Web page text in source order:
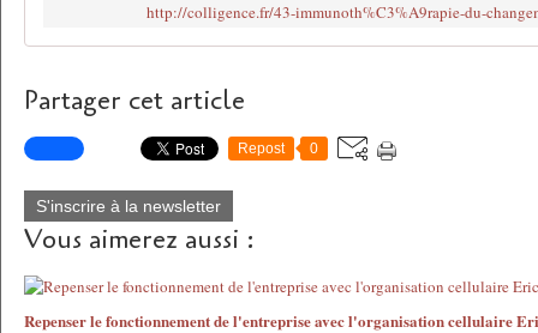
http://colligence.fr/43-immunoth%C3%A9rapie-du-
Partager cet article
Repost 0
S'inscrire à la newsletter
Vous aimerez aussi :
Repenser le fonctionnement de l'entreprise avec l'organisation cellulaire